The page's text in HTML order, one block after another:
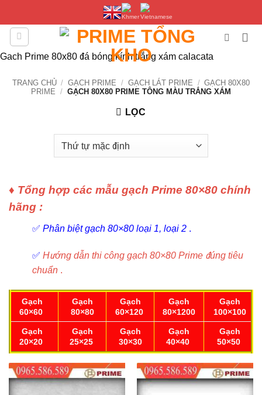
dung
Gach Prime 80x80 đá bóng kính trắng xám calacata
TRANG CHỦ / GẠCH PRIME / GẠCH LÁT PRIME / GẠCH 80X80
PRIME / GẠCH 80X80 PRIME TÔNG MÀU TRẮNG XÁM
LỌC
♦ Tổng hợp các mẫu gạch Prime 80×80 chính
hãng :
✅ Phân biệt gạch 80×80 loại 1, loại 2 .
✅ Hướng dẫn thi công gạch 80×80 Prime đúng tiêu
chuẩn .
Gạch
60×60
Gạch
80×80
Gạch
60×120
Gạch
80×1200
Gạch
100×100
Gạch
20×20
Gạch
25×25
Gạch
30×30
Gạch
40×40
Gạch
50×50